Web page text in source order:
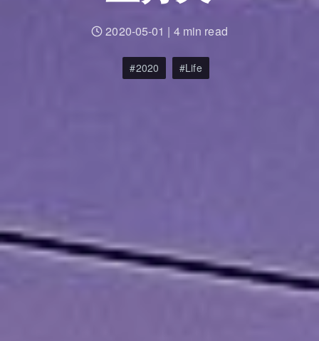
2020-05-01 | 4 min read
2020 Life